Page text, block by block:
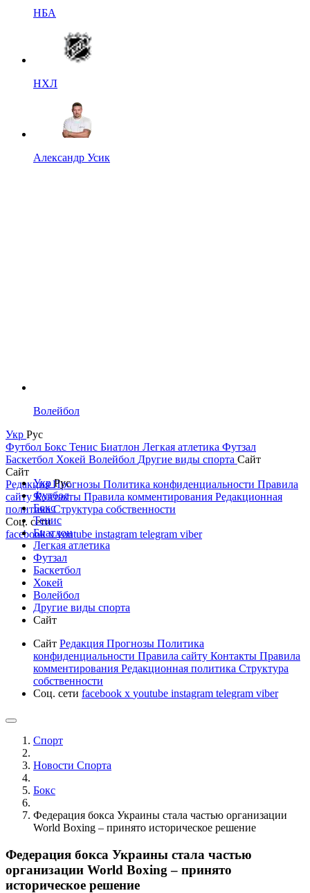
НБА
НХЛ
Александр Усик
Волейбол
Укр Рус
Футбол Бокс Тенис Биатлон Легкая атлетика Футзал
Баскетбол Хокей Волейбол Другие виды спорта Сайт
Сайт
РедакцияПрогнозы Политика конфиденциальности Правила
сайтуКонтакты Правила комментирования Редакционная
политикаСтруктура собственности
Соц. сети
facebookxyoutube instagram telegram viber
УкрРус
Футбол
Бокс
Тенис
Биатлон
Легкая атлетика
Футзал
Баскетбол
Хокей
Волейбол
Другие виды спорта
Сайт
Сайт Редакция Прогнозы Политика
конфиденциальности Правила сайту Контакты Правила
комментирования Редакционная политика Структура
собственности
Соц. сети facebook x youtube instagram telegram viber
Спорт
Новости Cпорта
Бокс
Федерация бокса Украины стала частью организации
World Boxing – принято историческое решение
Федерация бокса Украины стала частью
организации World Boxing – принято
историческое решение